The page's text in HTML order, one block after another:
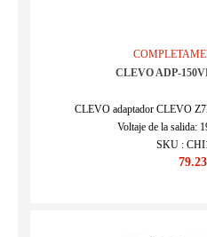
CLEVO ADP-
CLEVO adaptador CLEVO
Voltaje de la salida:
SKU :